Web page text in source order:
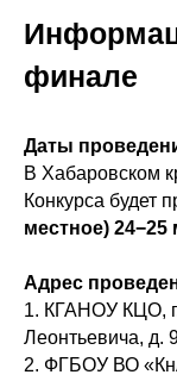
финале
Даты
В Хабаровском
Конкурса будет
местное) 24−25
Адрес
1. КГАНОУ КЦО,
Леонтьевича, д.
2. ФГБОУ ВО